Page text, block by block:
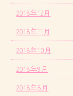
2018年12月
2018年11月
2018年10月
2018年9月
2018年8月